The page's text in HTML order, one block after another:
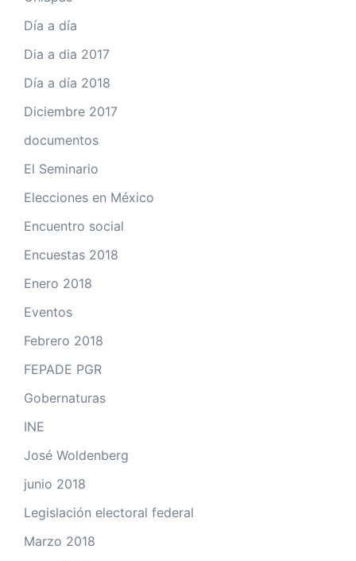
Día a día
Dia a dia 2017
Día a día 2018
Diciembre 2017
documentos
El Seminario
Elecciones en México
Encuentro social
Encuestas 2018
Enero 2018
Eventos
Febrero 2018
FEPADE PGR
Gobernaturas
INE
José Woldenberg
junio 2018
Legislación electoral federal
Marzo 2018